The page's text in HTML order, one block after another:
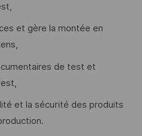
et gère la montée en
de test et
et la sécurité des produits